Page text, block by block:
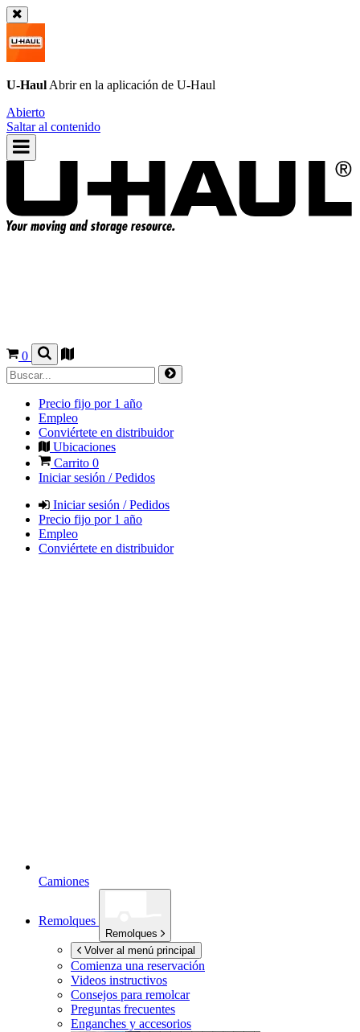
U-Haul Abrir en la aplicación de U-Haul
Abierto
Saltar al contenido
0
Precio fijo por 1 año
Empleo
Conviértete en distribuidor
Ubicaciones
Carrito 0
Iniciar sesión / Pedidos
Iniciar sesión / Pedidos
Precio fijo por 1 año
Empleo
Conviértete en distribuidor
Camiones
Remolques
Remolques
Volver al menú principal
Comienza una reservación
Videos instructivos
Consejos para remolcar
Preguntas frecuentes
Enganches y accesorios